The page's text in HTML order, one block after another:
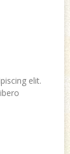
elit.